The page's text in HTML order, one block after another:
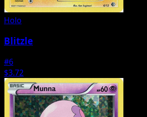
Holo
Blitzle
#6
$3.72